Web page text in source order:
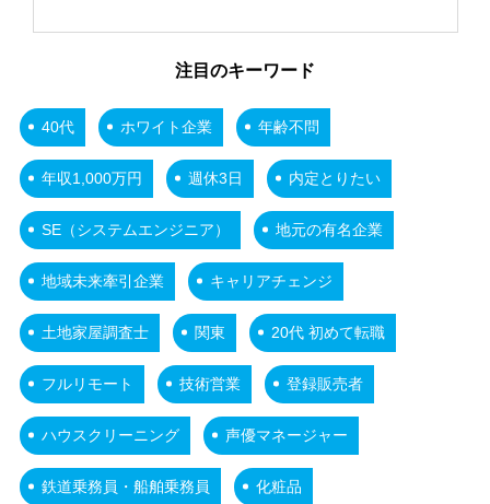
注目のキーワード
40代 ホワイト企業 年齢不問
年収1,000万円 週休3日 内定とりたい
SE（システムエンジニア） 地元の有名企業
地域未来牽引企業 キャリアチェンジ
土地家屋調査士 関東 20代 初めて転職
フルリモート 技術営業 登録販売者
ハウスクリーニング 声優マネージャー
鉄道乗務員・船舶乗務員 化粧品